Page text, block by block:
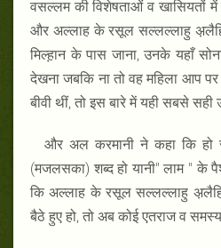
वसल्लम की विशेषताओं व खासियतों
और अल्लाह के रसूल सल्लल्लाहु अ़लैहि
मिल्ह़ान के पास जाना, उनके यहाँ
देखना जबकि ना तो वह महिला आप
बीवी थीं, तो इस बारे में यही सबसे सही
और अल करमानी ने कहा कि हो
(मजलसका) शब्द हो यानी" लाम " के
कि अल्लाह के रसूल सल्लल्लाहु
बैठे हुए हो, तो अब कोई एतराज व